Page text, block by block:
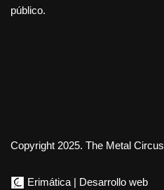
público.
Copyright 2025. The Metal Circus
Erimática | Desarrollo web